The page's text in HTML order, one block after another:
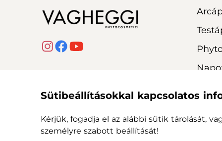
Sütibeállításokkal kapcsolatos
Kérjük, fogadja el az alábbi sütik tárolását,
személyre szabott beállítását!